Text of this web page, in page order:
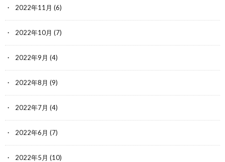
2022年11月 (6)
2022年10月 (7)
2022年9月 (4)
2022年8月 (9)
2022年7月 (4)
2022年6月 (7)
2022年5月 (10)